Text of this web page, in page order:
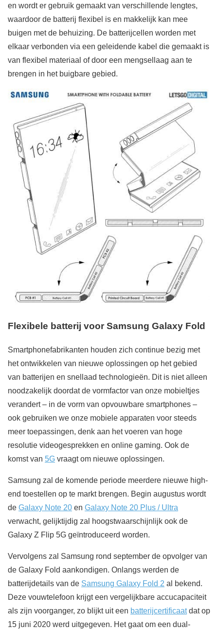
en wordt er gebruik gemaakt van verschillende lengtes,
waardoor de batterij flexibel is en makkelijk kan mee
buigen met de behuizing. De batterijcellen worden met
elkaar verbonden via een geleidende kabel die gemaakt is
van flexibel materiaal of door een mengsellaag aan te
brengen in het buigbare gebied.
Flexibele batterij voor Samsung Galaxy Fold
Smartphonefabrikanten houden zich continue bezig met
het ontwikkelen van nieuwe oplossingen op het gebied
van batterijen en snellaad technologieën. Dit is niet alleen
noodzakelijk doordat de vormfactor van onze mobieltjes
verandert – in de vorm van opvouwbare smartphones –
ook gebruiken we onze mobiele apparaten voor steeds
meer toepassingen, denk aan het voeren van hoge
resolutie videogesprekken en online gaming. Ook de
komst van 5G vraagt om nieuwe oplossingen.
Samsung zal de komende periode meerdere nieuwe high-
end toestellen op te markt brengen. Begin augustus wordt
de Galaxy Note 20 en Galaxy Note 20 Plus / Ultra
verwacht, gelijktijdig zal hoogstwaarschijnlijk ook de
Galaxy Z Flip 5G geïntroduceerd worden.
Vervolgens zal Samsung rond september de opvolger van
de Galaxy Fold aankondigen. Onlangs werden de
batterijdetails van de Samsung Galaxy Fold 2 al bekend.
Deze vouwtelefoon krijgt een vergelijkbare accucapaciteit
als zijn voorganger, zo blijkt uit een batterijcertificaatdat op
15 juni 2020 werd uitgegeven. Het gaat om een dual-